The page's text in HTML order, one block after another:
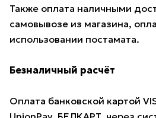
Также оплата наличными
самовывозе из магазина,
использовании постамата.
Безналичный расчёт
Оплата банковской картой